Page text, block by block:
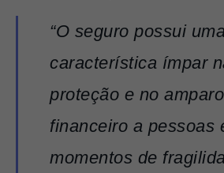
“O seguro possui
característica ímpar
proteção e no amparo
financeiro a pessoas
momentos de